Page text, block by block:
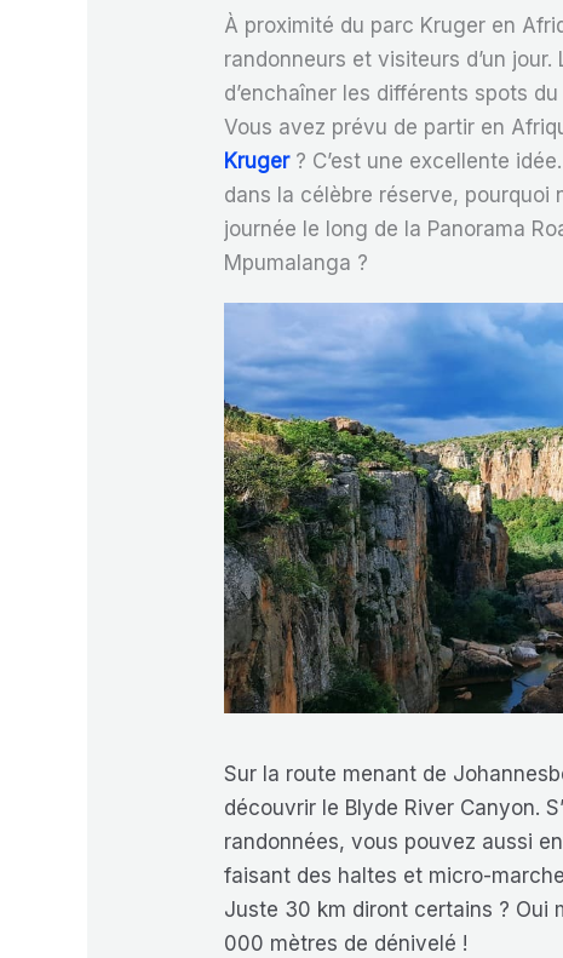
À proximité du parc Kruger en
randonneurs et visiteurs d’un
d’enchaîner les différents spots
Vous avez prévu de partir en
Kruger? C’est une excellente
dans la célèbre réserve, pourquoi
journée le long de la Panorama
Mpumalanga ?
Sur la route menant de
découvrir le Blyde River Canyon.
randonnées, vous pouvez aussi
faisant des haltes et micro-
Juste 30 km diront certains ? Oui
000 mètres de dénivelé !